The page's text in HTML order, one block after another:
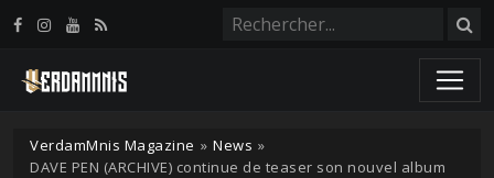
VerdamMnis Magazine » News »
DAVE PEN (ARCHIVE) continue de teaser son nouvel album
Panneau de gestion des cookies